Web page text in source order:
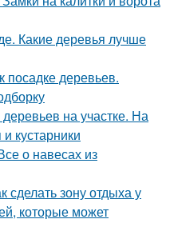
Какие деревья лучше
посадке деревьев.
на участке. На
кустарники
о навесах из
сделать зону отдыха у
которые может